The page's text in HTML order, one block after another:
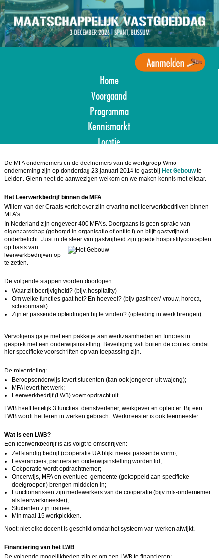
Overslaan
en
naar
de
inhoud
gaan
Home
Voorgaand
Programma
Kennismarkt
Locatie
De MFA ondernemers en de deelnemers van de werkgroep Wmo-
onderneming zijn op donderdag 23 januari 2014 te gast bij Het Gebouwte
Leiden. Glenn heet de aanwezigen welkom en we maken kennis met elkaar.
Het Leerwerkbedrijf binnen de MFA
Willem van der Craats vertelt over zijn ervaring met leerwerkbedrijven binnen
MFA’s.
In Nederland zijn ongeveer 400 MFA’s. Doorgaans is geen sprake van
eigenaarschap (geborgd in organisatie of entiteit) en blijft gastvrijheid
onderbelicht. Juist in de sfeer van gastvrijheid zijn goede hospitalityconcepten
op basis van
leerwerkbedrijven op
te zetten.
De volgende stappen worden doorlopen:
Waar zit bedrijvigheid? (bijv. hospitality)
Om welke functies gaat het? En hoeveel? (bijv gastheer/-vrouw, horeca,
schoonmaak)
Zijn er passende opleidingen bij te vinden? (opleiding in werk brengen)
Vervolgens ga je met een pakketje aan werkzaamheden en functies in
gesprek met een onderwijsinstelling. Beveiliging valt buiten de context omdat
hier specifieke voorschriften op van toepassing zijn.
De rolverdeling:
Beroepsonderwijs levert studenten (kan ook jongeren uit wajong);
MFA levert het werk;
Leerwerkbedrijf (LWB) voert opdracht uit.
LWB heeft feitelijk 3 functies: dienstverlener, werkgever en opleider. Bij een
LWB wordt het leren in werken gebracht. Werkmeester is ook leermeester.
Wat is een LWB?
Een leerwerkbedrijf is als volgt te omschrijven:
Zelfstandig bedrijf (coöperatie UA blijkt meest passende vorm);
Leveranciers, partners en onderwijsinstelling worden lid;
Coöperatie wordt opdrachtnemer;
Onderwijs, MFA en eventueel gemeente (gekoppeld aan specifieke
doelgroepen) brengen middelen in;
Functionarissen zijn medewerkers van de coöperatie (bijv mfa-ondernemer
als leerwerkmeester);
Studenten zijn trainee;
Minimaal 15 werkplekken.
Noot: niet elke docent is geschikt omdat het systeem van werken afwijkt.
Financiering van het LWB
De volgende mogelijkheden zijn er om een LWB te financieren: